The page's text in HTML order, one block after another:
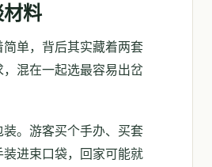
料
单，背后其实藏着两套
混在一起选最容易出岔
。游客买个手办、买套
进束口袋，回家可能就